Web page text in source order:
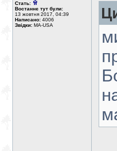
Стать:
Востаннє тут були:
13 жовтня 2017, 04:39
Написано: 4006
Звідки: MA-USA